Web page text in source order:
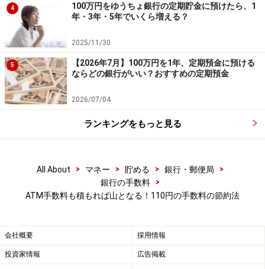
2. どの銀行を選ぶのがよい？
お仕事や買い物の場所、お住まいの近くにATMがあるか
例えば、旅行や出張が多い場合、ゆうちょ銀行やコンビ
4
100万円をゆうちょ銀行の定期貯金に預けたら、1
年・3年・5年でいくら増える？
2025/11/30
5
【2026年7月】100万円を1年、定期預金に預ける
ならどの銀行がいい？おすすめの定期預金
2026/07/04
ランキングをもっと見る
All About > マネー > 貯める > 銀行・郵便局
>
銀行の手数料
>
ATM手数料も積もれば山となる！110円の手数料の節約法
会社概要 採用情報
投資家情報 広告掲載